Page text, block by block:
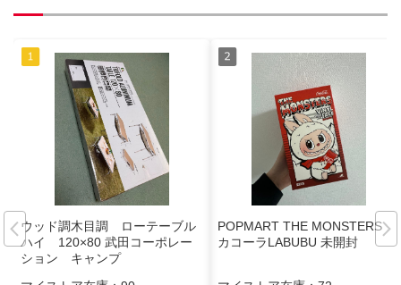
ウッド調木目調 ローテーブル
ハイ 120×80 武田コーポレー
ション キャンプ
POPMART THE MONSTERS コ
カコーラLABUBU 未開封